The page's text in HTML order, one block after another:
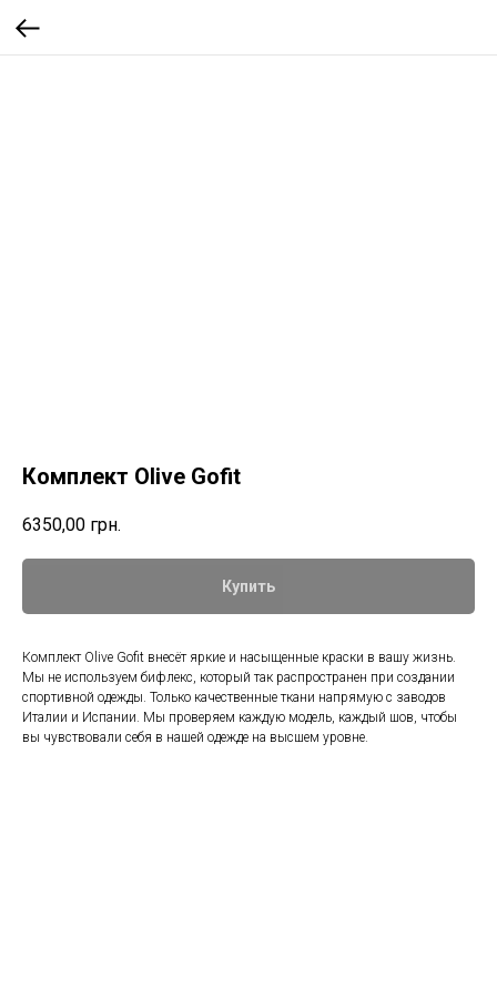
Комплект Olive Gofit
6350,00 грн.
Купить
Комплект Olive Gofit внесёт яркие и насыщенные краски в вашу жизнь.
Мы не используем бифлекс, который так распространен при создании
спортивной одежды. Только качественные ткани напрямую с заводов
Италии и Испании. Мы проверяем каждую модель, каждый шов, чтобы
вы чувствовали себя в нашей одежде на высшем уровне.